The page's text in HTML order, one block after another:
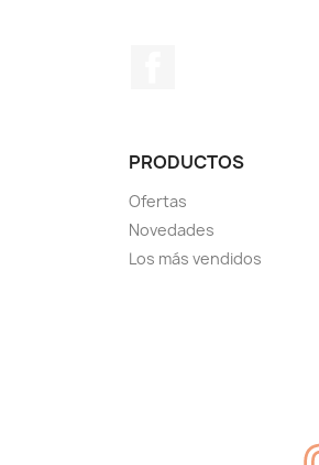
PRODUCTOS
Ofertas
Novedades
Los más vendidos